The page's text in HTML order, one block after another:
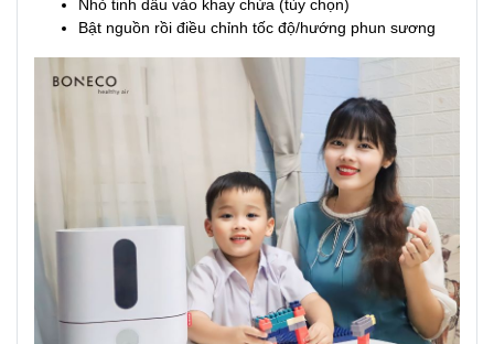
Nhỏ tinh dầu vào khay chứa (tùy chọn)
Bật nguồn rồi điều chỉnh tốc độ/hướng phun sương